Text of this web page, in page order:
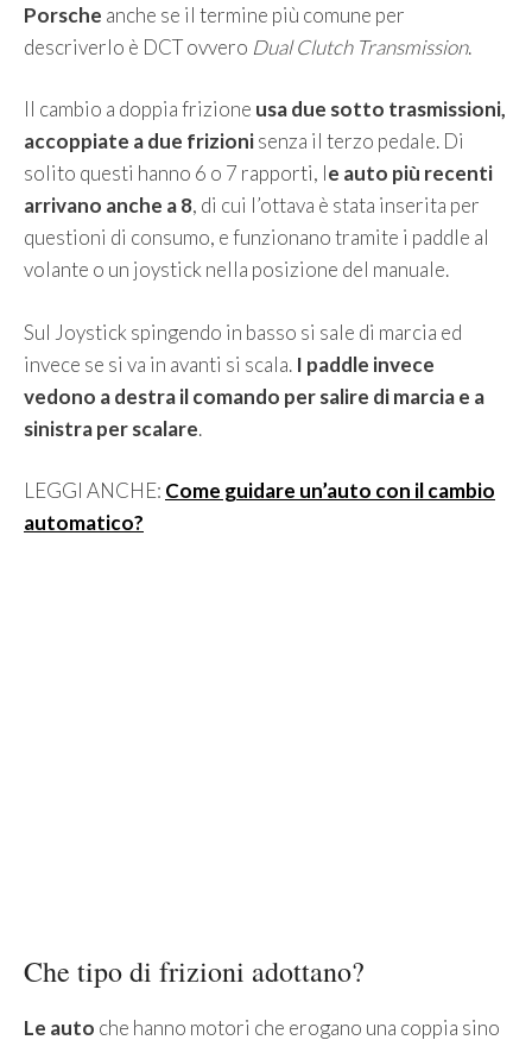
Porsche anche se il termine più comune per
descriverlo è DCT ovvero Dual Clutch Transmission.
Il cambio a doppia frizione usa due sotto trasmissioni,
accoppiate a due frizionisenza il terzo pedale. Di
solito questi hanno 6 o 7 rapporti, le auto più recenti
arrivano anche a 8, di cui l’ottava è stata inserita per
questioni di consumo, e funzionano tramite i paddle al
volante o un joystick nella posizione del manuale.
Sul Joystick spingendo in basso si sale di marcia ed
invece se si va in avanti si scala. I paddle invece
vedono a destra il comando per salire di marcia e a
sinistra per scalare.
LEGGI ANCHE: Come guidare un’auto con il cambio
automatico?
Che tipo di frizioni adottano?
Le auto che hanno motori che erogano una coppia sino